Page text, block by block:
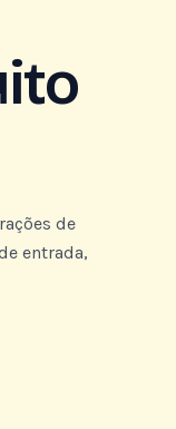
de
entrada,